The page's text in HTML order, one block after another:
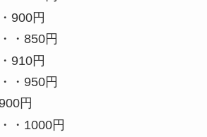
900円
・850円
910円
・950円
円
・1000円